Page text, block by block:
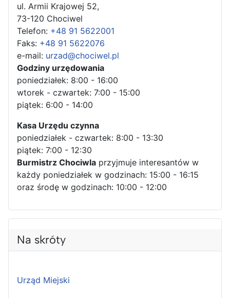
ul. Armii Krajowej 52,
73-120 Chociwel
Telefon: +48 91 5622001
Faks: +48 91 5622076
e-mail: urzad@chociwel.pl
Godziny urzędowania
poniedziałek: 8:00 - 16:00
wtorek - czwartek: 7:00 - 15:00
piątek: 6:00 - 14:00
Kasa Urzędu czynna
poniedziałek - czwartek: 8:00 - 13:30
piątek: 7:00 - 12:30
Burmistrz Chociwla przyjmuje interesantów w
każdy poniedziałek w godzinach: 15:00 - 16:15
oraz środę w godzinach: 10:00 - 12:00
Na skróty
Urząd Miejski